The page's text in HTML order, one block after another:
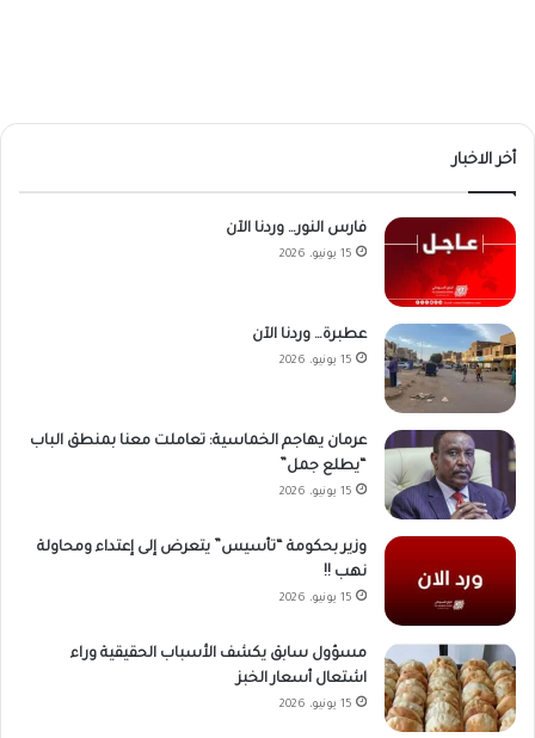
أخر الاخبار
فارس النور… وردنا الآن
15 يونيو، 2026
عطبرة… وردنا الآن
15 يونيو، 2026
عرمان يهاجم الخماسية: تعاملت معنا بمنطق الباب
“يطلع جمل”
15 يونيو، 2026
وزير بحكومة “تأسيس” يتعرض إلى إعتداء ومحاولة
نهب !!
15 يونيو، 2026
مسؤول سابق يكشف الأسباب الحقيقية وراء
اشتعال أسعار الخبز
15 يونيو، 2026